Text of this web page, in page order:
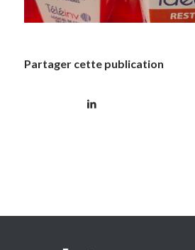
Partager cette publication